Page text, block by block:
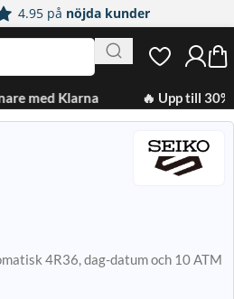
4.95 på nöjda kunder
med Klarna 🔥 Upp till
4R36, dag-datum och 10 ATM